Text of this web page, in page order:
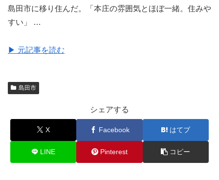
島田市に移り住んだ。「本庄の雰囲気とほぼ一緒。住みや
すい」 …
▶ 元記事を読む
島田市
シェアする
X Facebook はてブ
LINE Pinterest コピー